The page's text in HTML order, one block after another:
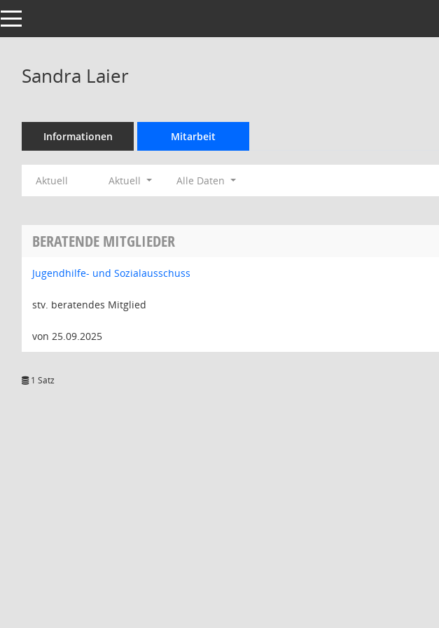
Toggle navigation
Sandra Laier
Informationen Mitarbeit
Aktuell Aktuell Alle Daten
BERATENDE MITGLIEDER
Jugendhilfe- und Sozialausschuss
stv. beratendes Mitglied
von 25.09.2025
1 Satz